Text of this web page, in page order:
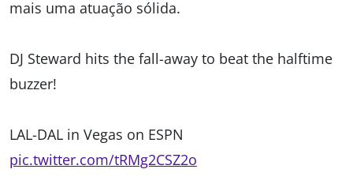
mais uma atuação sólida.
DJ Steward hits the fall-away to beat the halftime
buzzer!
LAL-DAL in Vegas on ESPN
pic.twitter.com/tRMg2CSZ2o